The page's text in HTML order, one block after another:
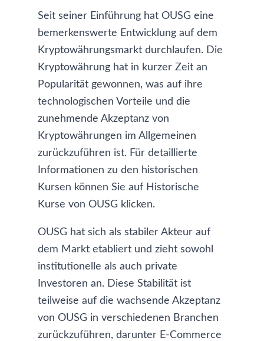
Seit seiner Einführung hat OUSG eine
bemerkenswerte Entwicklung auf dem
Kryptowährungsmarkt durchlaufen. Die
Kryptowährung hat in kurzer Zeit an
Popularität gewonnen, was auf ihre
technologischen Vorteile und die
zunehmende Akzeptanz von
Kryptowährungen im Allgemeinen
zurückzuführen ist. Für detaillierte
Informationen zu den historischen
Kursen können Sie auf Historische
Kurse von OUSG klicken.
OUSG hat sich als stabiler Akteur auf
dem Markt etabliert und zieht sowohl
institutionelle als auch private
Investoren an. Diese Stabilität ist
teilweise auf die wachsende Akzeptanz
von OUSG in verschiedenen Branchen
zurückzuführen, darunter E-Commerce